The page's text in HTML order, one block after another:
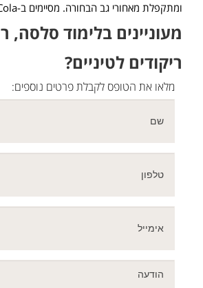
ומתקפלת מאחורי גב הבחורה. מסיימים ב-Coca Cola
מעוניינים בלימוד סלסה,
ריקודים לטיניים?
מלאו את הטופס לקבלת פרטים נוספים: